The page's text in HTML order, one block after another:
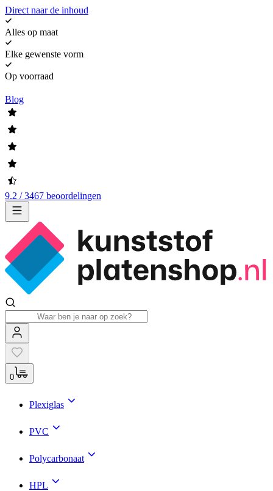
Direct naar de inhoud
Alles op maat
Elke gewenste vorm
Op voorraad
Blog
9.2 / 3467 beoordelingen
0
Plexiglas
PVC
Polycarbonaat
HPL